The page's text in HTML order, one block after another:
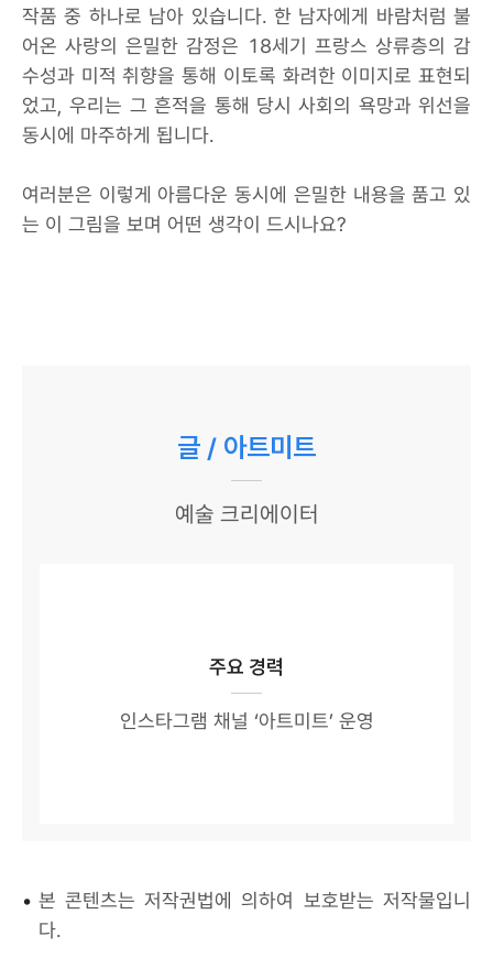
작품 중 하나로 남아 있습니다. 한 남자에게 바람처럼 불
어온 사랑의 은밀한 감정은 18세기 프랑스 상류층의 감
수성과 미적 취향을 통해 이토록 화려한 이미지로 표현되
었고, 우리는 그 흔적을 통해 당시 사회의 욕망과 위선을
동시에 마주하게 됩니다.
여러분은 이렇게 아름다운 동시에 은밀한 내용을 품고 있
는 이 그림을 보며 어떤 생각이 드시나요?
글 / 아트미트
예술 크리에이터
주요 경력
인스타그램 채널 ‘아트미트’ 운영
• 본 콘텐츠는 저작권법에 의하여 보호받는 저작물입니
다.